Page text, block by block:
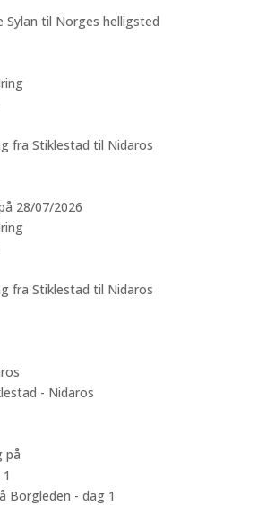
Sylan til Norges helligsted
fra Stiklestad til Nidaros
28/07/2026
fra Stiklestad til Nidaros
- Nidaros
Borgleden - dag 1